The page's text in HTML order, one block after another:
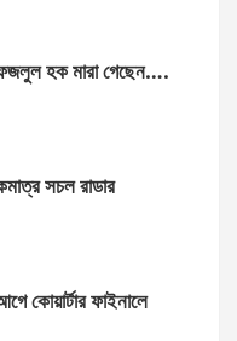
হক মারা গেছেন….
সচল রাডার
কোয়ার্টার ফাইনালে